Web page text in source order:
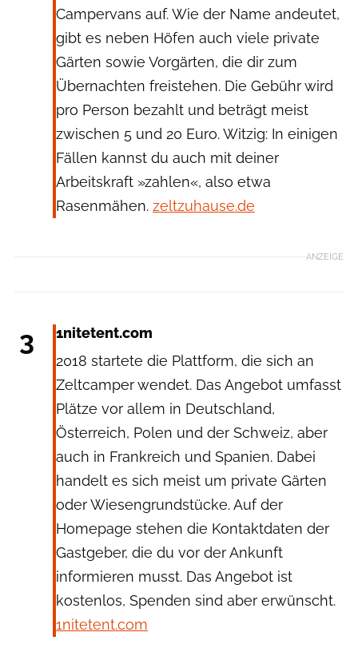
Campervans auf. Wie der Name andeutet,
gibt es neben Höfen auch viele private
Gärten sowie Vorgärten, die dir zum
Übernachten freistehen. Die Gebühr wird
pro Person bezahlt und beträgt meist
zwischen 5 und 20 Euro. Witzig: In einigen
Fällen kannst du auch mit deiner
Arbeitskraft »zahlen«, also etwa
Rasenmähen. zeltzuhause.de
ANZEIGE
3
1nitetent.com
2018 startete die Plattform, die sich an
Zeltcamper wendet. Das Angebot umfasst
Plätze vor allem in Deutschland,
Österreich, Polen und der Schweiz, aber
auch in Frankreich und Spanien. Dabei
handelt es sich meist um private Gärten
oder Wiesengrundstücke. Auf der
Homepage stehen die Kontaktdaten der
Gastgeber, die du vor der Ankunft
informieren musst. Das Angebot ist
kostenlos, Spenden sind aber erwünscht.
1nitetent.com